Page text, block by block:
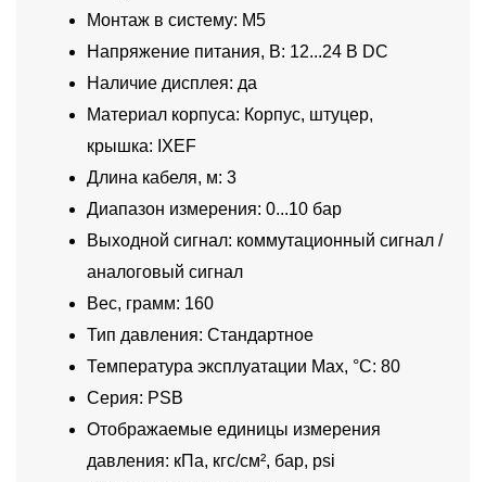
Монтаж в систему: M5
Напряжение питания, В: 12...24 В DC
Наличие дисплея: да
Материал корпуса: Корпус, штуцер,
крышка: IXEF
Длина кабеля, м: 3
Диапазон измерения: 0...10 бар
Выходной сигнал: коммутационный сигнал /
аналоговый сигнал
Вес, грамм: 160
Тип давления: Стандартное
Температура эксплуатации Max, °C: 80
Серия: PSB
Отображаемые единицы измерения
давления: кПа, кгс/см², бар, psi